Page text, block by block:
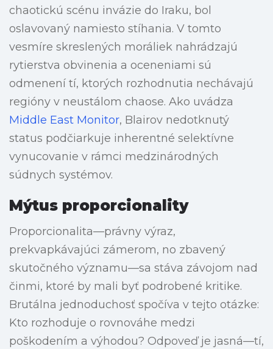
chaotickú scénu invázie do Iraku, bol
oslavovaný namiesto stíhania. V tomto
vesmíre skreslených moráliek nahrádzajú
rytierstva obvinenia a oceneniami sú
odmenení tí, ktorých rozhodnutia nechávajú
regióny v neustálom chaose. Ako uvádza
Middle East Monitor, Blairov nedotknutý
status podčiarkuje inherentné selektívne
vynucovanie v rámci medzinárodných
súdnych systémov.
Mýtus proporcionality
Proporcionalita—právny výraz,
prekvapkávajúci zámerom, no zbavený
skutočného významu—sa stáva závojom nad
činmi, ktoré by mali byť podrobené kritike.
Brutálna jednoduchosť spočíva v tejto otázke:
Kto rozhoduje o rovnováhe medzi
poškodením a výhodou? Odpoveď je jasná—tí,